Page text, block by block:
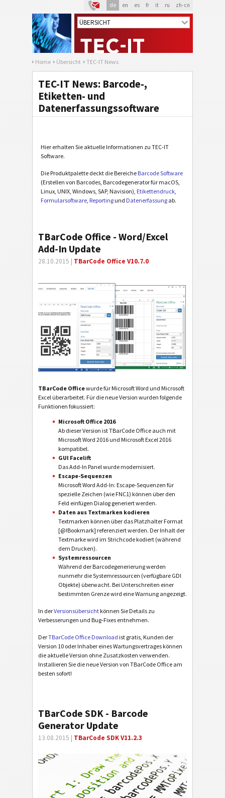
de en es fr it ru zh-cn
Home Übersicht TEC-IT News
TEC-IT News: Barcode-,
Etiketten- und
Datenerfassungssoftware
Hier erhalten Sie aktuelle Informationen zu TEC-IT
Software.
Die Produktpalette deckt die Bereiche Barcode Software
(Erstellen von Barcodes, Barcodegenerator für macOS,
Linux, UNIX, Windows, SAP, Navision), Etikettendruck,
Formularsoftware, Reporting und Datenerfassung ab.
TBarCode Office - Word/Excel
Add-In Update
28.10.2015 | TBarCode Office V10.7.0
TBarCode Officewurde für Microsoft Word und Microsoft
Excel überarbeitet. Für die neue Version wurden folgende
Funktionen fokussiert:
Microsoft Office 2016
Ab dieser Version ist TBarCode Office auch mit
Microsoft Word 2016 und Microsoft Excel 2016
kompatibel.
GUI Facelift
Das Add-In Panel wurde modernisiert.
Escape-Sequenzen
Microsoft Word Add-In: Escape-Sequenzen für
spezielle Zeichen (wie FNC1) können über den
Feld einfügen Dialog generiert werden.
Daten aus Textmarken kodieren
Textmarken können über das Platzhalter Format
[@!Bookmark] referenziert werden. Der Inhalt der
Textmarke wird im Strichcode kodiert (während
dem Drucken).
Systemressourcen
Während der Barcodegenerierung werden
nunmehr die Systemressourcen (verfügbare GDI
Objekte) überwacht. Bei Unterschreiten einer
bestimmten Grenze wird eine Warnung angezeigt.
In derVersionsübersicht können Sie Details zu
Verbesserungen und Bug-Fixes entnehmen.
DerTBarCode Office Download ist gratis, Kunden der
Version 10 oder Inhaber eines Wartungsvertrages können
die aktuelle Version ohne Zusatzkosten verwenden.
Installieren Sie die neue Version von TBarCode Office am
besten sofort!
TBarCode SDK - Barcode
Generator Update
13.08.2015 | TBarCode SDK V11.2.3